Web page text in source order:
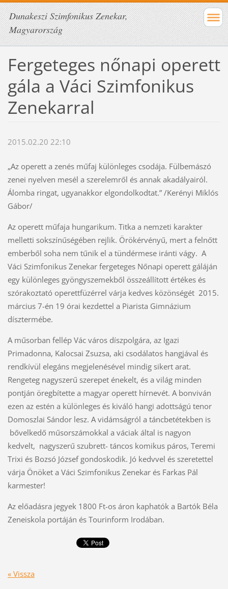
Dunakeszi Szimfonikus Zenekar,
Magyarország
Fergeteges nőnapi operett
gála a Váci Szimfonikus
Zenekarral
2015.02.20 22:10
„Az operett a zenés műfaj különleges csodája. Fülbemászó
zenei nyelven mesél a szerelemről és annak akadályairól.
Álomba ringat, ugyanakkor elgondolkodtat.” /Kerényi Miklós
Gábor/
Az operett műfaja hungarikum. Titka a nemzeti karakter
melletti sokszínűségében rejlik. Örökérvényű, mert a felnőtt
emberből soha nem tűnik el a tündérmese iránti vágy. A
Váci Szimfonikus Zenekar fergeteges Nőnapi operett gáláján
egy különleges gyöngyszemekből összeállított értékes és
szórakoztató operettfüzérrel várja kedves közönségét 2015.
március 7-én 19 órai kezdettel a Piarista Gimnázium
dísztermébe.
A műsorban fellép Vác város díszpolgára, az Igazi
Primadonna, Kalocsai Zsuzsa, aki csodálatos hangjával és
rendkívül elegáns megjelenésével mindig sikert arat.
Rengeteg nagyszerű szerepet énekelt, és a világ minden
pontján öregbítette a magyar operett hírnevét. A bonviván
ezen az estén a különleges és kiváló hangi adottságú tenor
Domoszlai Sándor lesz. A vidámságról a táncbetétekben is
bővelkedő műsorszámokkal a váciak által is nagyon
kedvelt, nagyszerű szubrett- táncos komikus páros, Teremi
Trixi és Bozsó József gondoskodik. Jó kedvvel és szeretettel
várja Önöket a Váci Szimfonikus Zenekar és Farkas Pál
karmester!
Az előadásra jegyek 1800 Ft-os áron kaphatók a Bartók Béla
Zeneiskola portáján és Tourinform Irodában.
« Vissza